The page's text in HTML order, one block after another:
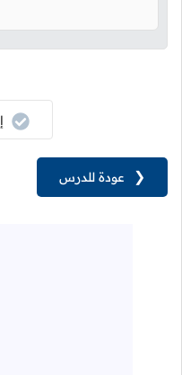
❮ عودة للدرس